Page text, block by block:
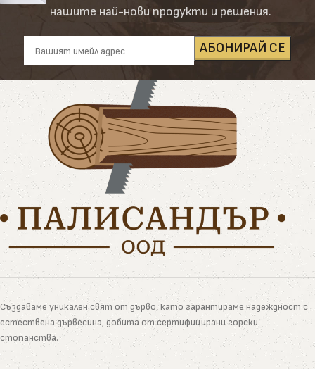
нашите най-нови продукти и решения.
Създаваме уникален свят от дърво, като гарантираме надеждност с
естествена дървесина, добита от сертифицирани горски
стопанства.